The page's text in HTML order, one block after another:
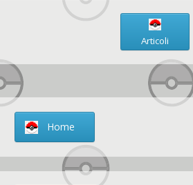
Articoli
Home